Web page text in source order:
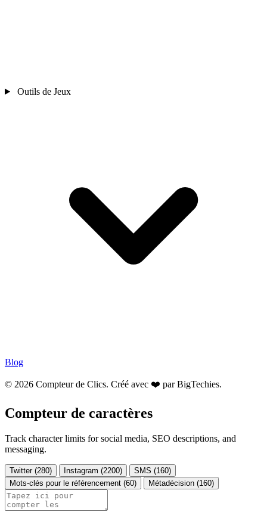
Outils de Jeux
Blog
© 2026 Compteur de Clics. Créé avec ❤️ parBigTechies.
Compteur de caractères
Track character limits for social media, SEO descriptions, and
messaging.
Twitter (280) Instagram (2200)
SMS (160)
Mots-clés pour le référencement (60)
Métadécision (160)